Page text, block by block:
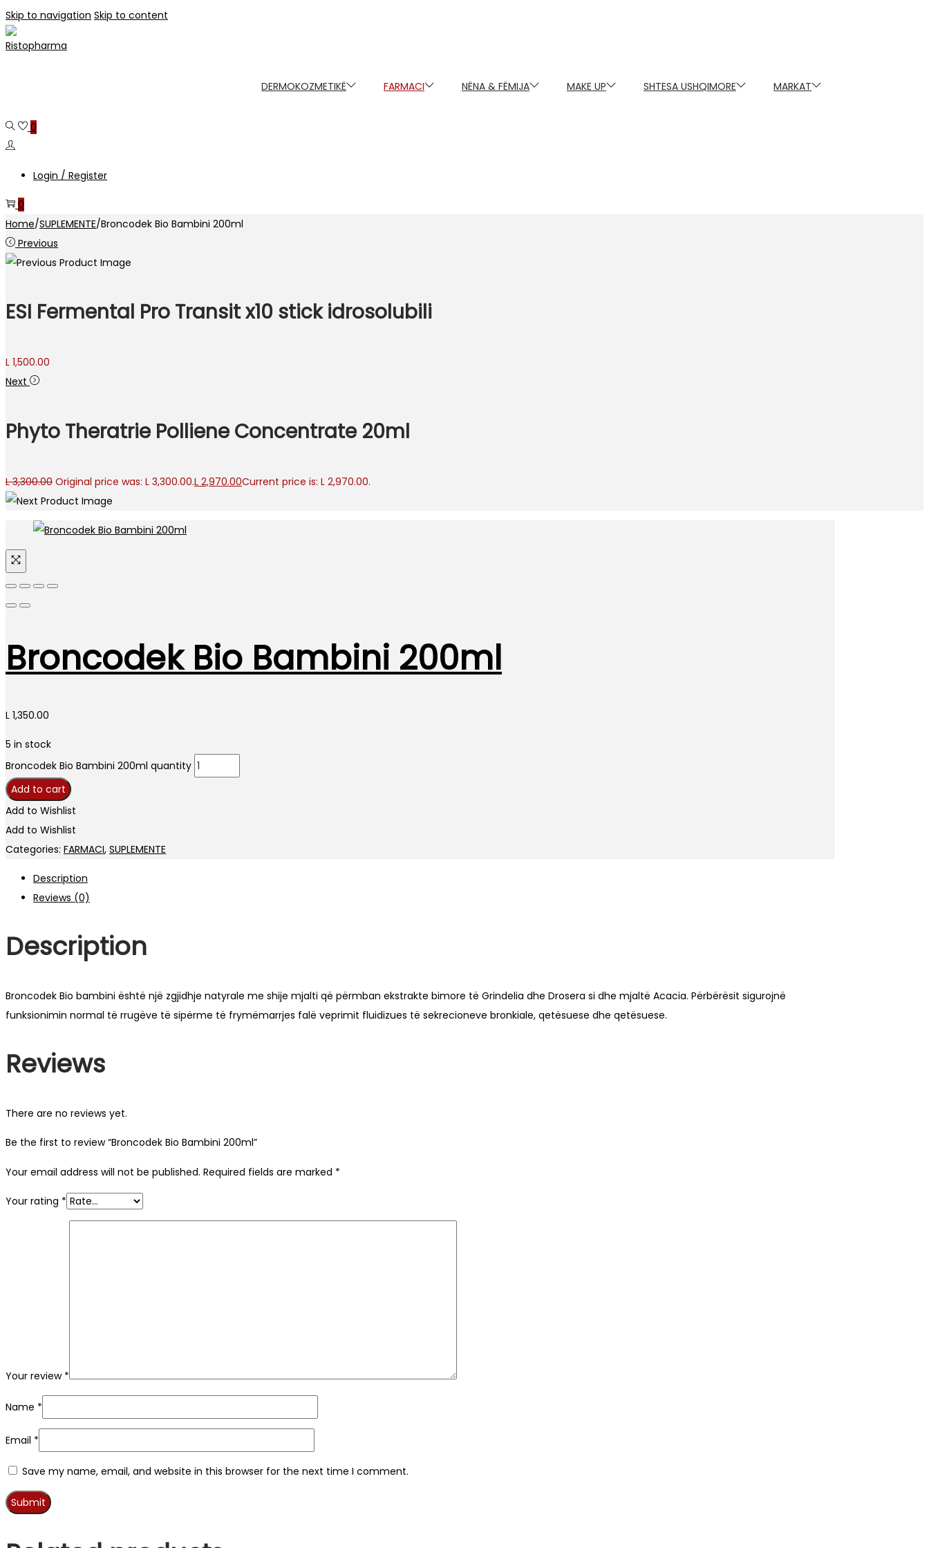
Skip to navigation Skip to content
DERMOKOZMETIKË FARMACI NËNA & FËMIJA MAKE UP SHTESA USHQIMORE MARKAT
0
Login / Register
0
Home/SUPLEMENTE/Broncodek Bio Bambini 200ml
Previous
ESI Fermental Pro Transit x10 stick idrosolubili
L 1,500.00
Next
Phyto Theratrie Polliene Concentrate 20ml
L3,300.00 Original price was: L 3,300.00.L 2,970.00Current price is: L 2,970.00.
Broncodek Bio Bambini 200ml
L 1,350.00
5 in stock
Broncodek Bio Bambini 200ml quantity
Add to cart
Add to Wishlist
Add to Wishlist
Categories: FARMACI, SUPLEMENTE
Description
Reviews (0)
Description
Broncodek Bio bambini është një zgjidhje natyrale me shije mjalti që përmban ekstrakte bimore të Grindelia dhe Drosera si dhe mjaltë Acacia. Përbërësit sigurojnë
funksionimin normal të rrugëve të sipërme të frymëmarrjes falë veprimit fluidizues të sekrecioneve bronkiale, qetësuese dhe qetësuese.
Reviews
There are no reviews yet.
Be the first to review “Broncodek Bio Bambini 200ml”
Your email address will not be published. Required fields are marked *
Your rating *
Your review *
Name *
Email *
Save my name, email, and website in this browser for the next time I comment.